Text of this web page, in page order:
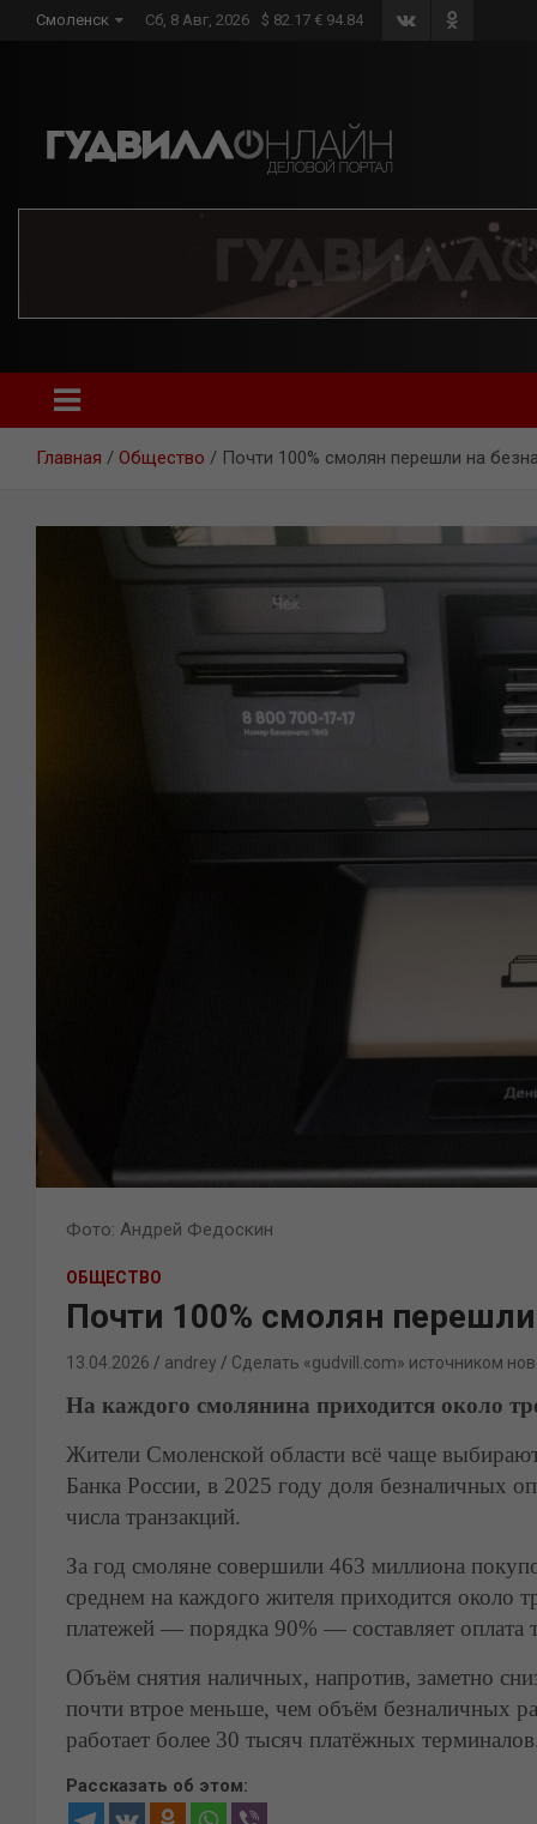
Смоленск Сб, 8 Авг, 2026 $ 82.17 € 94.84
Главная Общество Почти 100% смолян перешли на
Фото: Андрей Федоскин
ОБЩЕСТВО
Почти 100% смолян
13.04.2026 andrey Сделать «gudvill.com» источником
На каждого смолянина приходится около
Жители Смоленской области всё чаще
Банка России, в 2025 году доля безналичных
числа транзакций.
За год смоляне совершили 463 миллиона
среднем на каждого жителя приходится около
платежей — порядка 90% — составляет оплата
Объём снятия наличных, напротив, заметно
почти втрое меньше, чем объём безналичных
работает более 30 тысяч платёжных
Рассказать об этом: